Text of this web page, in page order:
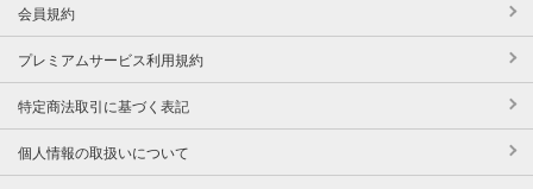
会員規約
プレミアムサービス利用規約
特定商法取引に基づく表記
個人情報の取扱いについて